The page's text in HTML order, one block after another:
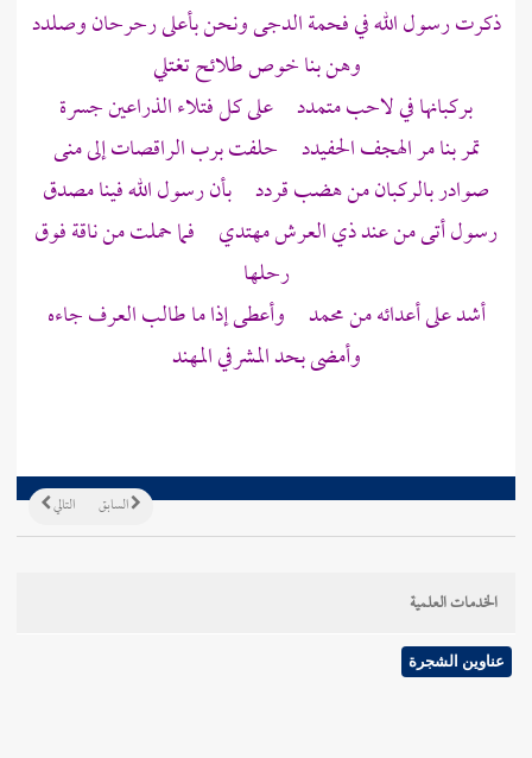
ذكرت رسول الله في فحمة الدجى ونحن بأعلىرحرحانوصلدد
وهن بنا خوص طلائح تغتلي
بركبانها في لاحب متمدد على كل فتلاء الذراعين جسرة
تمر بنا مر الهجف الحفيدد حلفت برب الراقصات إلىمنى
صوادر بالركبان من هضبقردد بأن رسول الله فينا مصدق
رسول أتى من عند ذي العرش مهتدي فما حملت من ناقة فوق
رحلها
أشد على أعدائه منمحمد وأعطى إذا ما طالب العرف جاءه
وأمضى بحد المشرفي المهند
التالي السابق
الخدمات العلمية
عناوين الشجرة